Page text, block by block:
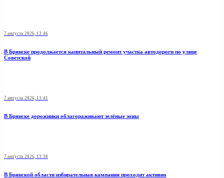
7 августа 2026, 13:46
В Брянске продолжается капитальный ремонт участка автодороги по улице
Советской
7 августа 2026, 13:41
В Брянске дорожники облагораживают зелёные зоны
7 августа 2026, 13:38
В Брянской области избирательная кампания проходит активно